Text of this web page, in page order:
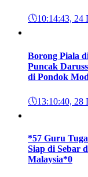
🕔10:14:43, 24
Borong Piala
Puncak
di Pondok
🕔13:10:40, 28
*57 Guru
Siap di Sebar
Malaysia*0